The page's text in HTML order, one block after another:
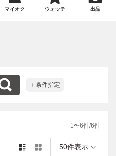
マイオク ウォッチ 出品
＋条件指定
1〜6件/6件
50件表示